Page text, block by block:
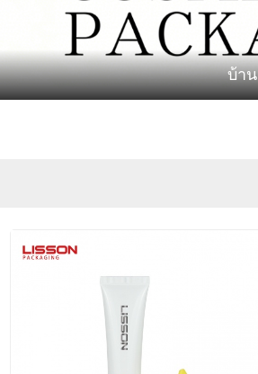
บ้าน